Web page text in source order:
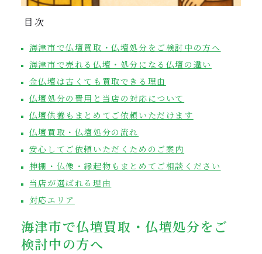
目次
海津市で仏壇買取・仏壇処分をご検討中の方へ
海津市で売れる仏壇・処分になる仏壇の違い
金仏壇は古くても買取できる理由
仏壇処分の費用と当店の対応について
仏壇供養もまとめてご依頼いただけます
仏壇買取・仏壇処分の流れ
安心してご依頼いただくためのご案内
神棚・仏像・縁起物もまとめてご相談ください
当店が選ばれる理由
対応エリア
海津市で仏壇買取・仏壇処分をご
検討中の方へ